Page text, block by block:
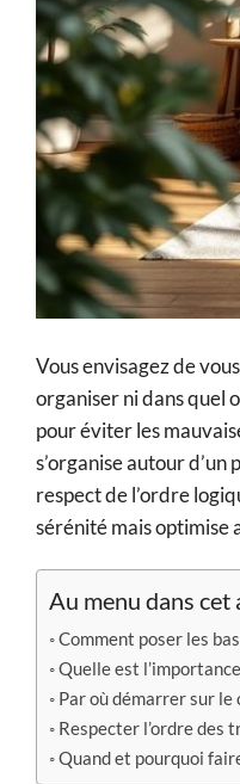
Vous envisagez de
organiser ni dans quel
pour éviter les
s’organise autour
respect de l’ordre
sérénité mais optimise
Au menu dans cet
Comment poser les
Quelle est
Par où démarrer sur le
Respecter l’ordre des
Quand et pourquoi